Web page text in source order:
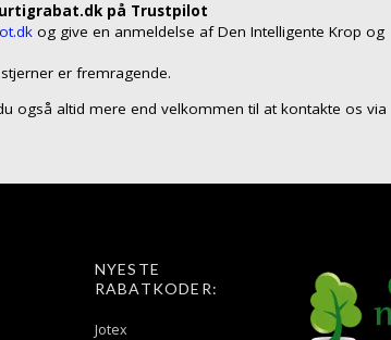
på Trustpilot
og give en anmeldelse af Den Intelligente Krop og
er fremragende.
også altid mere end velkommen til at kontakte os via
NYESTE
RABATKODER:
Jotex